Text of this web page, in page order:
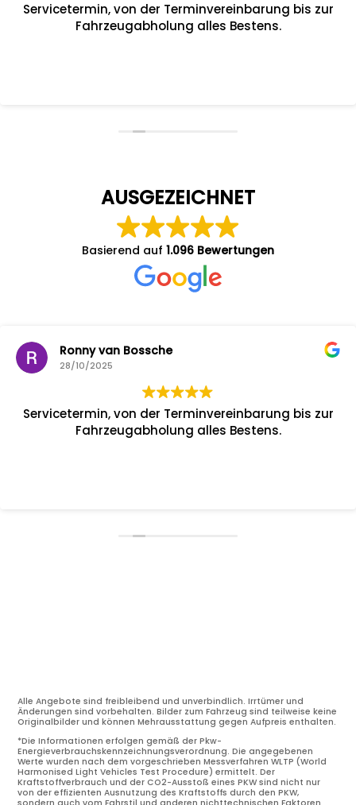
Servicetermin, von der Terminvereinbarung bis zur
Fahrzeugabholung alles Bestens.
AUSGEZEICHNET
Basierend auf 1.096 Bewertungen
Ronny van Bossche
28/10/2025
Servicetermin, von der Terminvereinbarung bis zur
Fahrzeugabholung alles Bestens.
Alle Angebote sind freibleibend und unverbindlich. Irrtümer und
Änderungen sind vorbehalten. Bilder zum Fahrzeug sind teilweise keine
Originalbilder und können Mehrausstattung gegen Aufpreis enthalten.
*Die Informationen erfolgen gemäß der Pkw-
Energieverbrauchskennzeichnungsverordnung. Die angegebenen
Werte wurden nach dem vorgeschrieben Messverfahren WLTP (World
Harmonised Light Vehicles Test Procedure) ermittelt. Der
Kraftstoffverbrauch und der CO2-Ausstoß eines PKW sind nicht nur
von der effizienten Ausnutzung des Kraftstoffs durch den PKW,
sondern auch vom Fahrstil und anderen nichttechnischen Faktoren